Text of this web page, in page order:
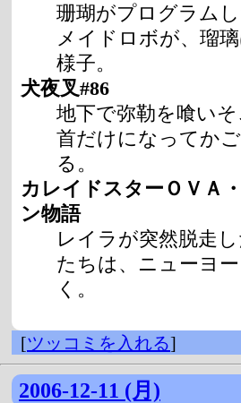
珊瑚がプログラム
メイドロボが、瑠
様子。
犬夜叉#86
地下で弥勒を喰いそ
首だけになってか
る。
カレイドスターＯＶＡ
ン物語
レイラが突然脱走
たちは、ニューヨ
く。
[ツッコミを入れる]
2006-12-11 (月)